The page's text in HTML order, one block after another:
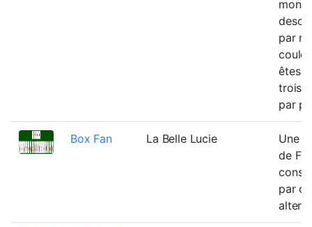
par
êtes
trois
par
Box Fan La Belle Lucie
Une
de
par